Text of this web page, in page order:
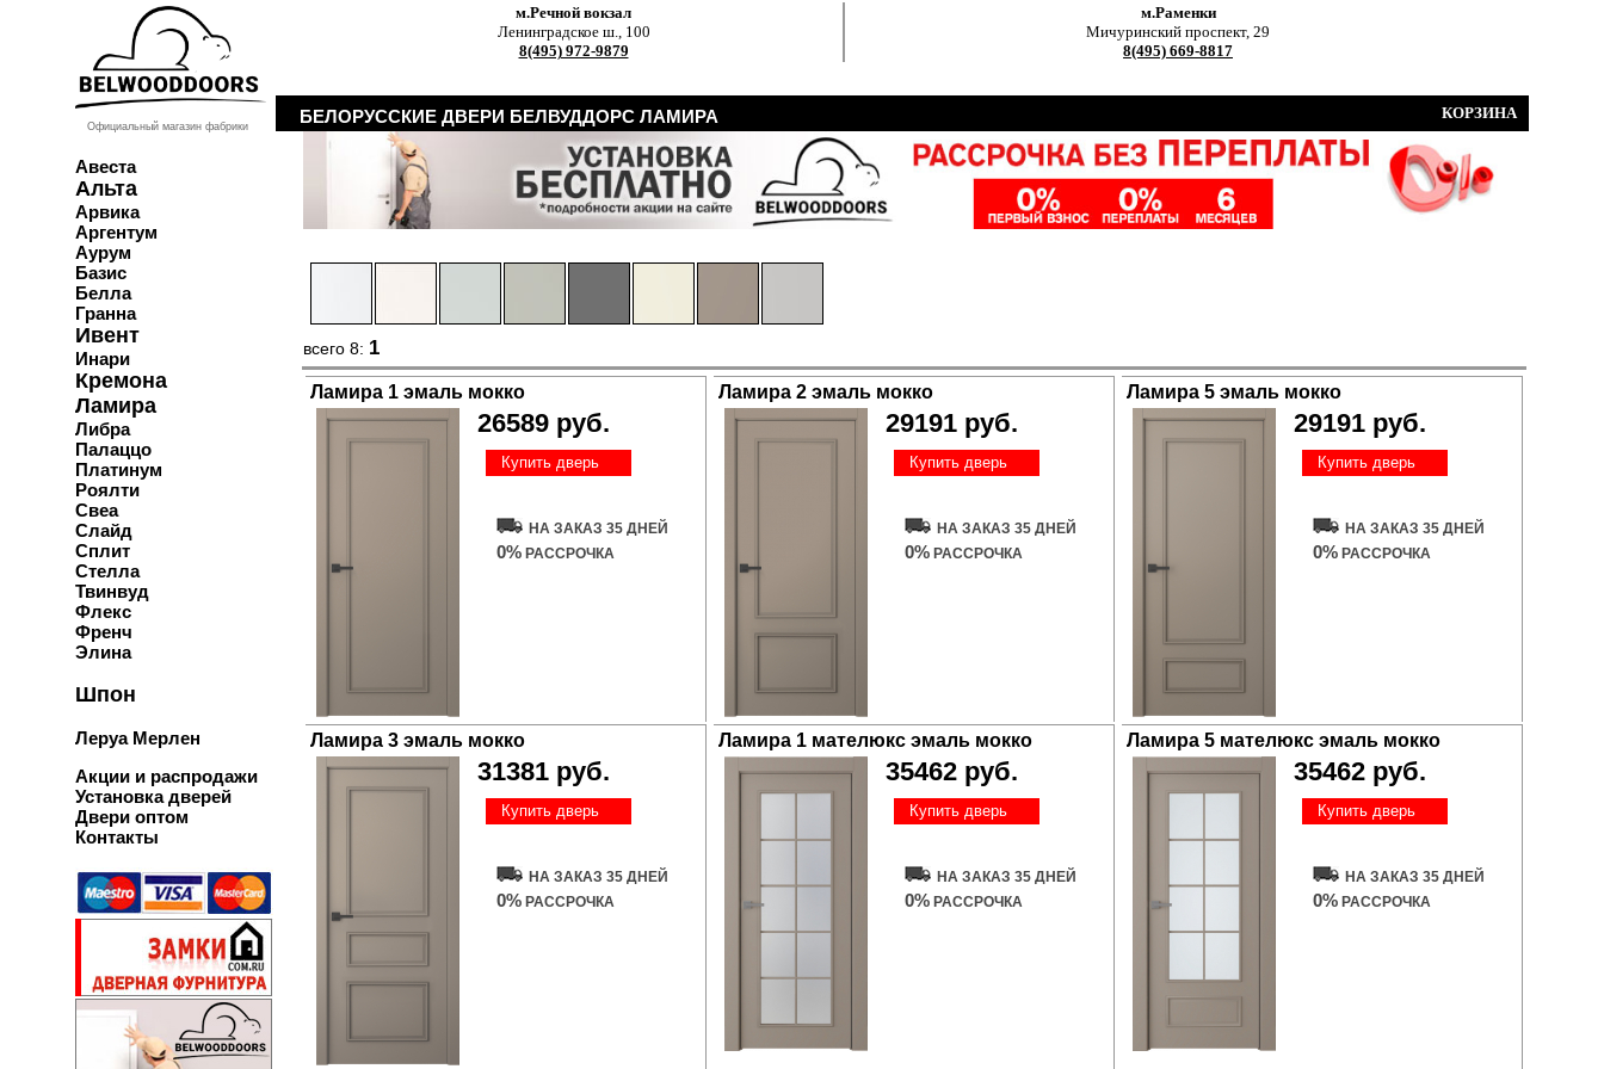
Официальный магазин фабрики
Авеста
Альта
Арвика
Аргентум
Аурум
Базис
Белла
Гранна
Ивент
Инари
Кремона
Ламира
Либра
Палаццо
Платинум
Роялти
Свеа
Слайд
Сплит
Стелла
Твинвуд
Флекс
Френч
Элина
Шпон
Леруа Мерлен
Акции и распродажи
Установка дверей
Двери оптом
Контакты
м.Речной вокзал
Ленинградское ш., 100
8(495) 972-9879
м.Раменки
Мичуринский проспект, 29
8(495) 669-8817
КОРЗИНА
БЕЛОРУССКИЕ ДВЕРИ БЕЛВУДДОРС ЛАМИРА
всего 8: 1
Ламира 1 эмаль мокко
26589 руб.
Купить дверь
НА ЗАКАЗ 35 ДНЕЙ
0% РАССРОЧКА
Ламира 2 эмаль мокко
29191 руб.
Купить дверь
НА ЗАКАЗ 35 ДНЕЙ
0% РАССРОЧКА
Ламира 5 эмаль мокко
29191 руб.
Купить дверь
НА ЗАКАЗ 35 ДНЕЙ
0% РАССРОЧКА
Ламира 3 эмаль мокко
31381 руб.
Купить дверь
НА ЗАКАЗ 35 ДНЕЙ
0% РАССРОЧКА
Ламира 1 мателюкс эмаль мокко
35462 руб.
Купить дверь
НА ЗАКАЗ 35 ДНЕЙ
0% РАССРОЧКА
Ламира 5 мателюкс эмаль мокко
35462 руб.
Купить дверь
НА ЗАКАЗ 35 ДНЕЙ
0% РАССРОЧКА